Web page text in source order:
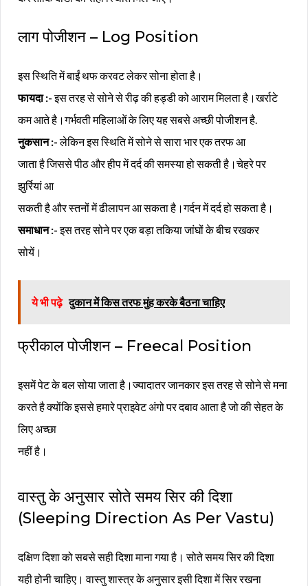
लाग पोजीशन – Log Position
इस स्थिति में बाईं थफ करवट लेकर सोना होता है।
फायदा :-इस तरह से सोने से रीढ़ की हड्डी को आराम मिलता है।खर्राटे
कम आते है।गर्भवती महिलाओं के लिए यह सबसे अच्छी पोजीशन है.
नुकसान :-लेकिन इस स्थिति में सोने से सारा भार एक तरफ आ
जाता है जिससे पीठ और हीप में दर्द की समस्या हो सकती है।चेहरे पर
झुर्रियां आ
सकती है और स्तनों में ढीलापन आ सकता है।गर्दन में दर्द हो सकता है।
समाधान :-इस तरह सोने पर एक बड़ा तकिया जांघों के बीच रखकर
सोयें।
ये भी पढ़े दुकान में किस तरफ मुंह करके बैठना चाहिए
फ्रीकाल पोजीशन – Freecal Position
इसमें पेट के बल सोया जाता है।ज्यादातर जानकार इस तरह से सोने से मना
करते है क्योंकि इससे हमारे प्राइवेट अंगो पर दबाव आता है जो की सेहत के
लिए अच्छा
नहीं है।
वास्तु के अनुसार सोते समय सिर की दिशा
(Sleeping Direction As Per Vastu)
दक्षिण दिशा को सबसे सही दिशा माना गया है। सोते समय सिर की दिशा
यही होनी चाहिए। वास्तु शास्त्र के अनुसार इसी दिशा में सिर रखना